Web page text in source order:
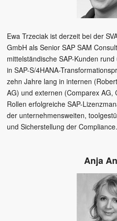
Ewa Trzeciak ist derzeit bei der
GmbH als Senior SAP SAM
mittelständische SAP-Kunden
in SAP-S/4HANA-
zehn Jahre lang in internen
AG) und externen (Comparex AG,
Rollen erfolgreiche SAP-
der unternehmensweiten,
und Sicherstellung der Compliance.
Anja